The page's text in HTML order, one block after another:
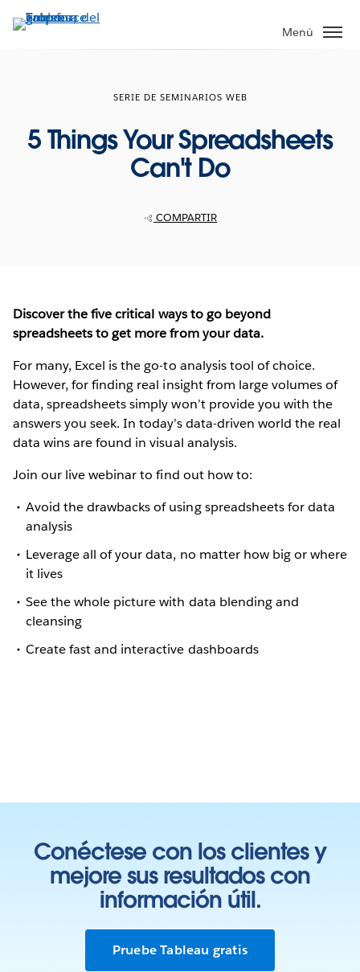
Menú
SERIE DE SEMINARIOS WEB
5 Things Your Spreadsheets
Can't Do
COMPARTIR
Discover the five critical ways to go beyond
spreadsheets to get more from your data.
For many, Excel is the go-to analysis tool of choice.
However, for finding real insight from large volumes of
data, spreadsheets simply won’t provide you with the
answers you seek. In today’s data-driven world the real
data wins are found in visual analysis.
Join our live webinar to find out how to:
Avoid the drawbacks of using spreadsheets for data
analysis
Leverage all of your data, no matter how big or where
it lives
See the whole picture with data blending and
cleansing
Create fast and interactive dashboards
Conéctese con los clientes y
mejore sus resultados con
información útil.
Pruebe Tableau gratis